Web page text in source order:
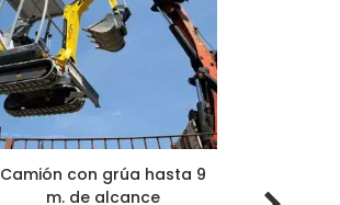
Camión con grúa hasta 9
m. de alcance